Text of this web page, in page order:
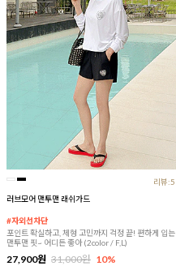
리뷰:5
러브모어 맨투맨 래쉬가드
#자외선차단
포인트 확실하고, 체형 고민까지 걱정 끝! 편하게 입는
맨투맨 핏~ 어디든 좋아 (2color / F,L)
27,900원 31,000원 10%